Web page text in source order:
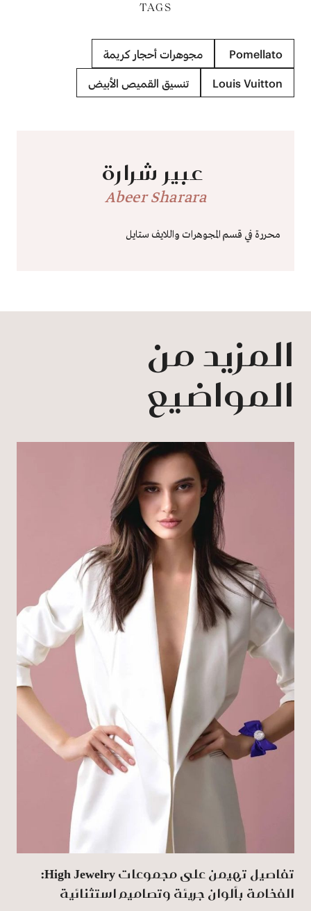
TAGS
Pomellato مجوهرات أحجار كريمة
Louis Vuitton تنسيق القميص الأبيض
عبير شرارة
Abeer Sharara
محررة في قسم المجوهرات واللايف ستايل
المزيد من
المواضيع
تفاصيل تهيمن على مجموعات High Jewelry:
الفخامة بألوان جريئة وتصاميم استثنائية